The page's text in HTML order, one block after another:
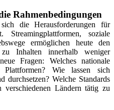
Rahmenbedingungen
die Herausforderungen für
Streamingplattformen, soziale
ermöglichen heute den
zu Inhalten innerhalb weniger
Fragen: Welches nationale
Wie lassen sich
durchsetzen? Welche Standards
Ländern tätig zu